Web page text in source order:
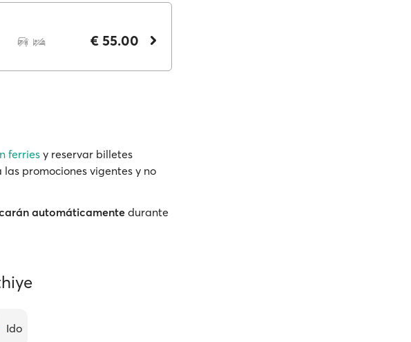
€ 55.00
ferriesy reservar billetes
promociones vigentes y no
automáticamente durante
Ido